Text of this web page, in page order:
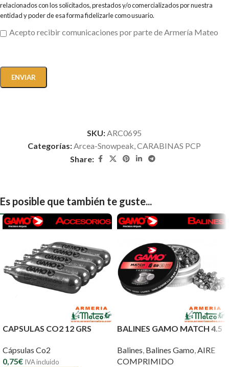
relacionados con los solicitados, prestados y/o comercializados por nuestra
entidad y poder de esa forma fidelizarle como usuario.
Acepto recibir comunicaciones por parte de Armería Mateo
SKU:ARC0695
Categorías:Arcea-Snowpeak,CARABINAS PCP
Share:
Es posible que también te guste...
CAPSULAS CO2 12 GRS
Cápsulas Co2
0,75€ IVA incluido
BALINES GAMO MATCH 4.5
Balines, Balines Gamo,AIRE
COMPRIMIDO